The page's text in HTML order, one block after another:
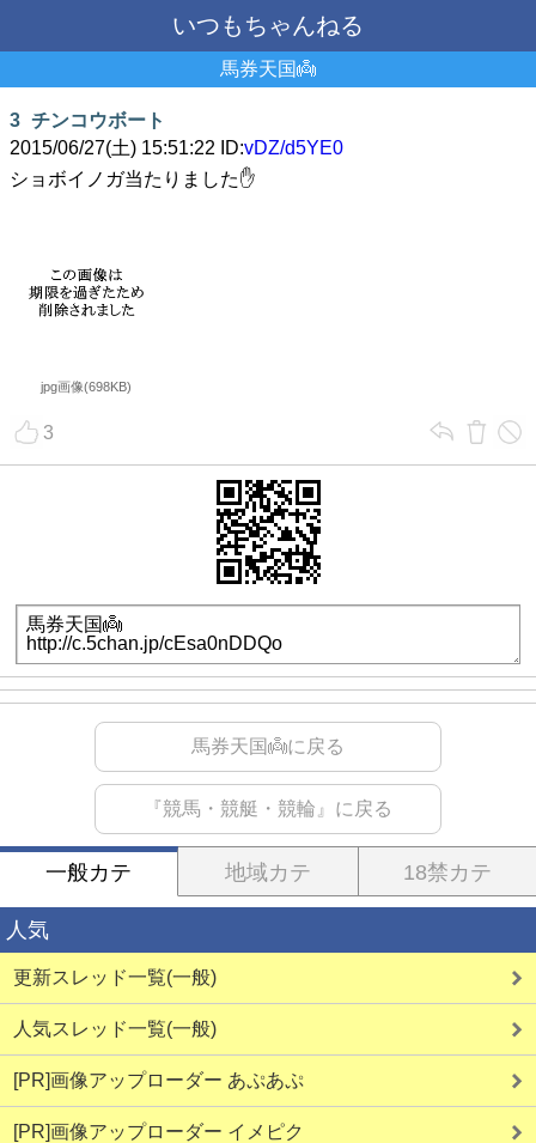
いつもちゃんねる
馬券天国👼
3 チンコウボート
2015/06/27(土) 15:51:22 ID:vDZ/d5YE0
ショボイノガ当たりました✋
jpg画像(698KB)
3
馬券天国👼に戻る
『競馬・競艇・競輪』に戻る
一般カテ 地域カテ 18禁カテ
人気
更新スレッド一覧(一般)
人気スレッド一覧(一般)
[PR]画像アップローダー あぷあぷ
[PR]画像アップローダー イメピク